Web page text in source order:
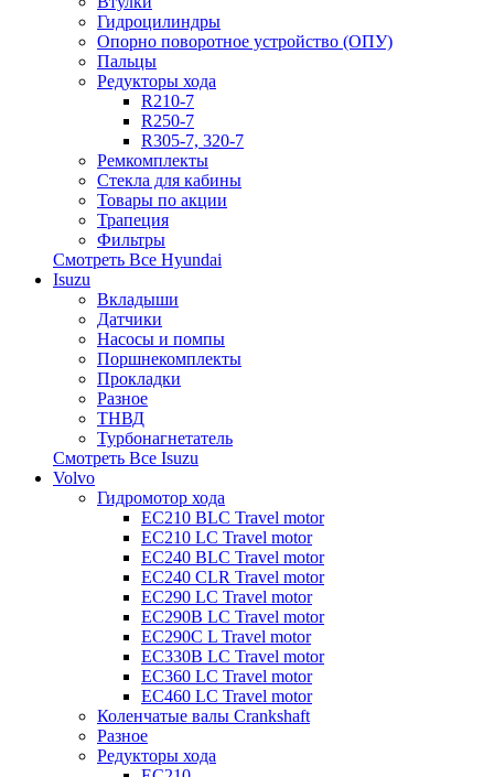
Гидроцилиндры
Опорно поворотное устройство (ОПУ)
Пальцы
Редукторы хода
R210-7
R250-7
R305-7, 320-7
Ремкомплекты
Стекла для кабины
Товары по акции
Трапеция
Фильтры
Смотреть Все Hyundai
Isuzu
Вкладыши
Датчики
Насосы и помпы
Поршнекомплекты
Прокладки
Разное
ТНВД
Турбонагнетатель
Смотреть Все Isuzu
Volvo
Гидромотор хода
EC210 BLC Travel motor
EC210 LC Travel motor
EC240 BLC Travel motor
EC240 CLR Travel motor
EC290 LC Travel motor
EC290B LC Travel motor
EC290C L Travel motor
EC330B LC Travel motor
EC360 LC Travel motor
EC460 LC Travel motor
Коленчатые валы Crankshaft
Разное
Редукторы хода